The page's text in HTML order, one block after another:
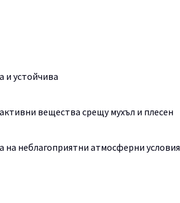
и устойчива
вещества срещу мухъл и плесен
на неблагоприятни атмосферни условия